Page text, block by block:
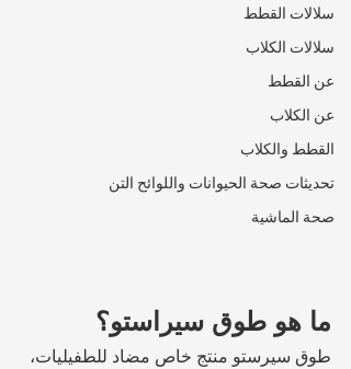
سلالات القطط
سلالات الكلاب
عن القطط
عن الكلاب
القطط والكلاب
تحديثات صحة الحيوانات واللوائح التن
صحة الماشية
ما هو طوق سيراستو؟
طوق سيرستو منتج خاص مضاد للطفيليات،